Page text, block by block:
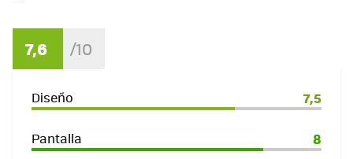
7,6
Diseño 7,5
Pantalla 8